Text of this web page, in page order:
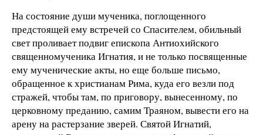
На состояние души мученика, поглощенного
предстоящей ему встречей со Спасителем, обильный
свет проливает подвиг епископа Антиохийского
священномученика Игнатия, и не только посвященные
ему мученические акты, но еще больше письмо,
обращенное к христианам Рима, куда его везли под
стражей, чтобы там, по приговору, вынесенному, по
церковному преданию, самим Траяном, вывести его на
арену на растерзание зверей. Святой Игнатий,